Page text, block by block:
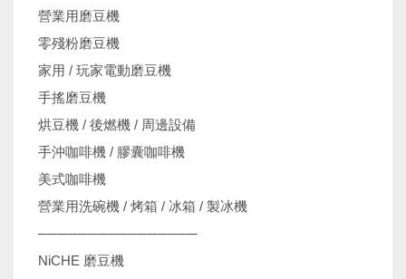
營業用磨豆機
零殘粉磨豆機
家用 / 玩家電動磨豆機
手搖磨豆機
烘豆機 / 後燃機 / 周邊設備
手沖咖啡機 / 膠囊咖啡機
美式咖啡機
營業用洗碗機 / 烤箱 / 冰箱 / 製冰機
────────────────
NiCHE 磨豆機